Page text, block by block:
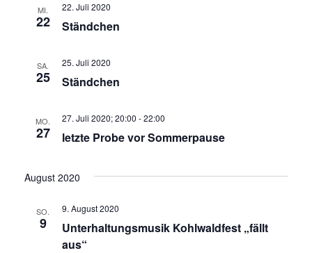
MI.
22 Ständchen
22. Juli 2020
SA.
25 Ständchen
25. Juli 2020
MO.
27 letzte Probe vor Sommerpause
27. Juli 2020; 20:00 -22:00
August 2020
SO.
9
Unterhaltungsmusik Kohlwaldfest „fällt
aus“
9. August 2020